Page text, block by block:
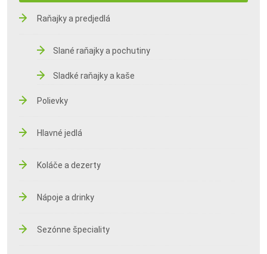
Raňajky a predjedlá
Slané raňajky a pochutiny
Sladké raňajky a kaše
Polievky
Hlavné jedlá
Koláče a dezerty
Nápoje a drinky
Sezónne špeciality